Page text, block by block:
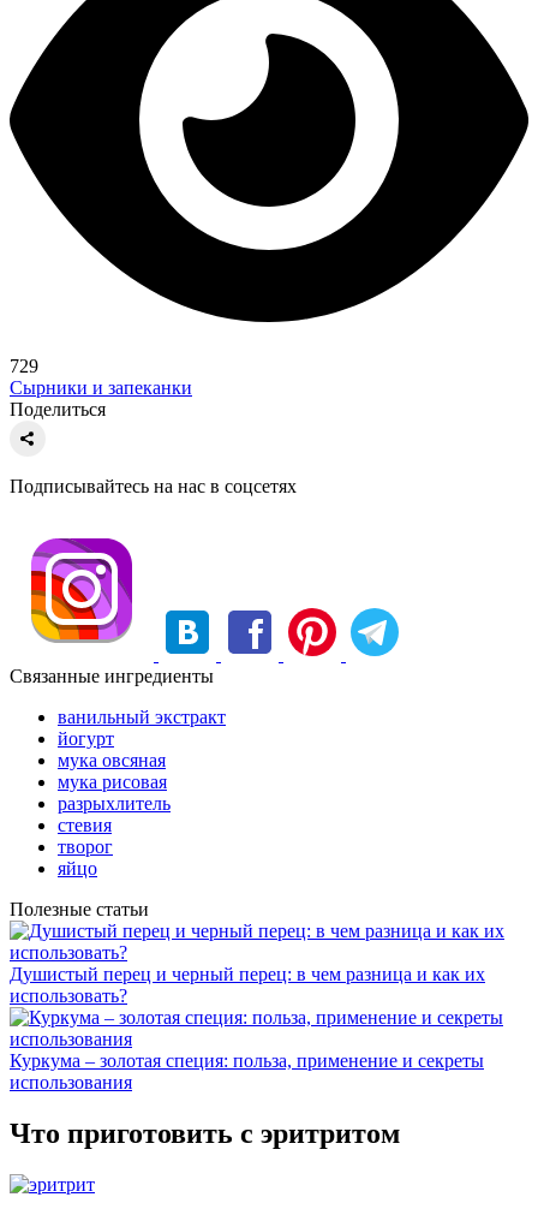
729
Сырники и запеканки
Поделиться
Подписывайтесь на нас в соцсетях
Связанные ингредиенты
ванильный экстракт
йогурт
мука овсяная
мука рисовая
разрыхлитель
стевия
творог
яйцо
Полезные статьи
Душистый перец и черный перец: в чем разница и как их
использовать?
Куркума – золотая специя: польза, применение и секреты
использования
Что приготовить с эритритом